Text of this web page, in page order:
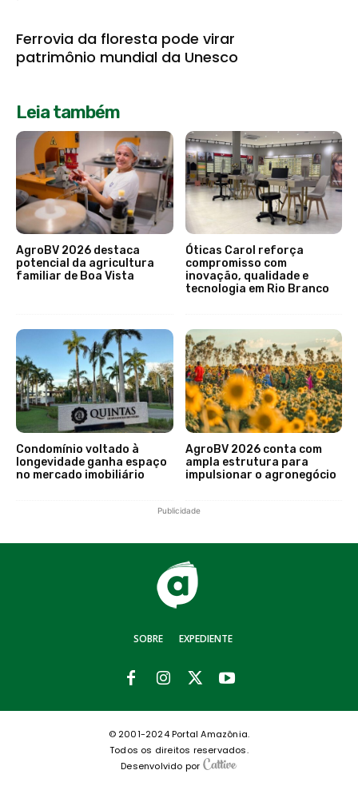
Ferrovia da floresta pode virar
patrimônio mundial da Unesco
Leia também
AgroBV 2026 destaca
potencial da agricultura
familiar de Boa Vista
Óticas Carol reforça
compromisso com
inovação, qualidade e
tecnologia em Rio Branco
Condomínio voltado à
longevidade ganha espaço
no mercado imobiliário
AgroBV 2026 conta com
ampla estrutura para
impulsionar o agronegócio
Publicidade
SOBRE EXPEDIENTE
© 2001-2024 Portal Amazônia.
Todos os direitos reservados.
Desenvolvido por